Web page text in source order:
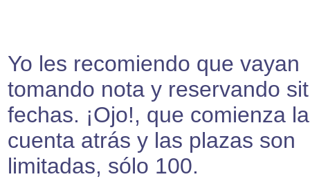
Yo les recomiendo que vayan
tomando nota y reservando
fechas. ¡Ojo!, que comienza la
cuenta atrás y las plazas son
limitadas, sólo 100.